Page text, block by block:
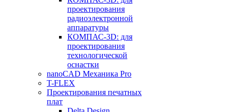
проектирования
радиоэлектронной
аппаратуры
КОМПАС-3D: для
проектирования
технологической
оснастки
nanoCAD Механика Pro
T-FLEX
Проектирования печатных
плат